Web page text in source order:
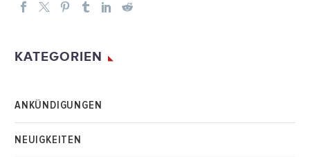
KATEGORIEN
ANKÜNDIGUNGEN
NEUIGKEITEN